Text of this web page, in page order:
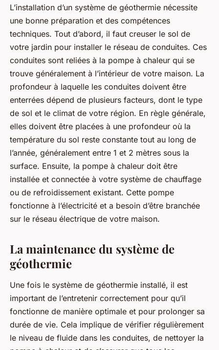
L’installation d’un système de géothermie nécessite
une bonne préparation et des compétences
techniques. Tout d’abord, il faut creuser le sol de
votre jardin pour installer le réseau de conduites. Ces
conduites sont reliées à la pompe à chaleur qui se
trouve généralement à l’intérieur de votre maison. La
profondeur à laquelle les conduites doivent être
enterrées dépend de plusieurs facteurs, dont le type
de sol et le climat de votre région. En règle générale,
elles doivent être placées à une profondeur où la
température du sol reste constante tout au long de
l’année, généralement entre 1 et 2 mètres sous la
surface. Ensuite, la pompe à chaleur doit être
installée et connectée à votre système de chauffage
ou de refroidissement existant. Cette pompe
fonctionne à l’électricité et a besoin d’être branchée
sur le réseau électrique de votre maison.
La maintenance du système de
géothermie
Une fois le système de géothermie installé, il est
important de l’entretenir correctement pour qu’il
fonctionne de manière optimale et pour prolonger sa
durée de vie. Cela implique de vérifier régulièrement
le niveau de fluide dans les conduites, de nettoyer la